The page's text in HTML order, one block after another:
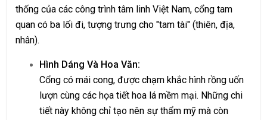
thống của các công trình tâm linh Việt Nam, cổng tam
quan có ba lối đi, tượng trưng cho "tam tài" (thiên, địa,
nhân).
Hình Dáng Và Hoa Văn:
Cổng có mái cong, được chạm khắc hình rồng uốn
lượn cùng các họa tiết hoa lá mềm mại. Những chi
tiết này không chỉ tạo nên sự thẩm mỹ mà còn